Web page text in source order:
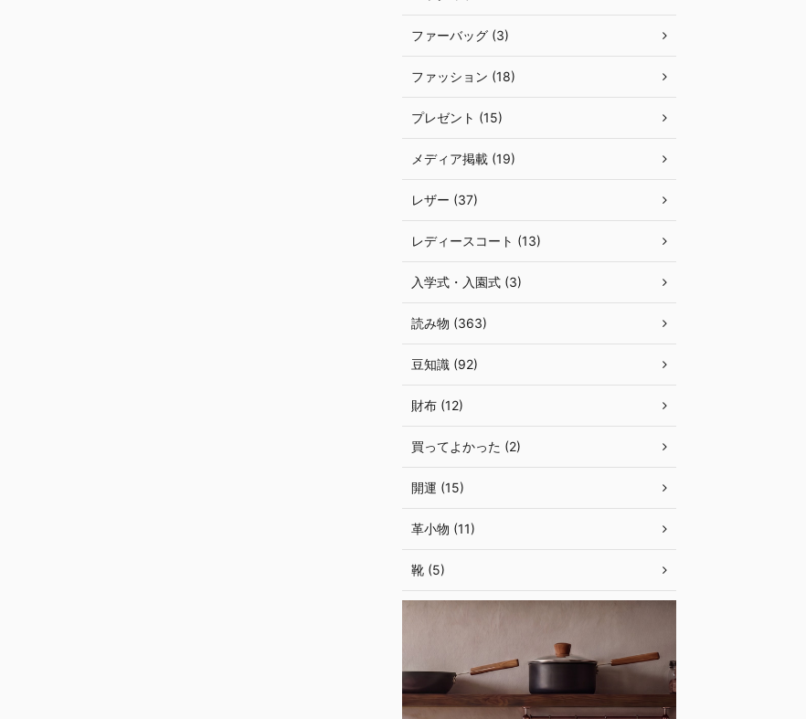
ファーバッグ (3)
ファッション (18)
プレゼント (15)
メディア掲載 (19)
レザー (37)
レディースコート (13)
入学式・入園式 (3)
読み物 (363)
豆知識 (92)
財布 (12)
買ってよかった (2)
開運 (15)
革小物 (11)
靴 (5)